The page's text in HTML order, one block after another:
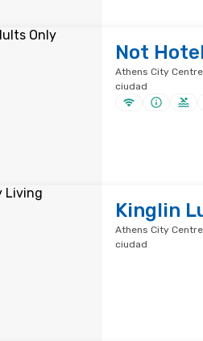
Not
Athens City
ciudad
Kinglin
Athens City
ciudad